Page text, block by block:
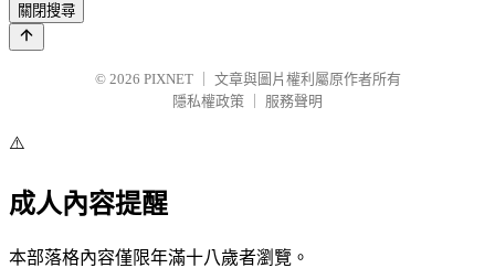
關閉搜尋
© 2026 PIXNET
文章與圖片權利屬原作者所有
隱私權政策
服務聲明
⚠️
成人內容提醒
本部落格內容僅限年滿十八歲者瀏覽。